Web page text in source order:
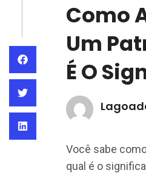
Como
Um
É O
Você sabe
qual é o